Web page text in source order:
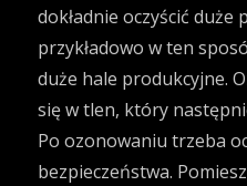
dokładnie oczyścić duże
przykładowo w ten
duże hale produkcyjne.
się w tlen, który
Po ozonowaniu trzeba
bezpieczeństwa.